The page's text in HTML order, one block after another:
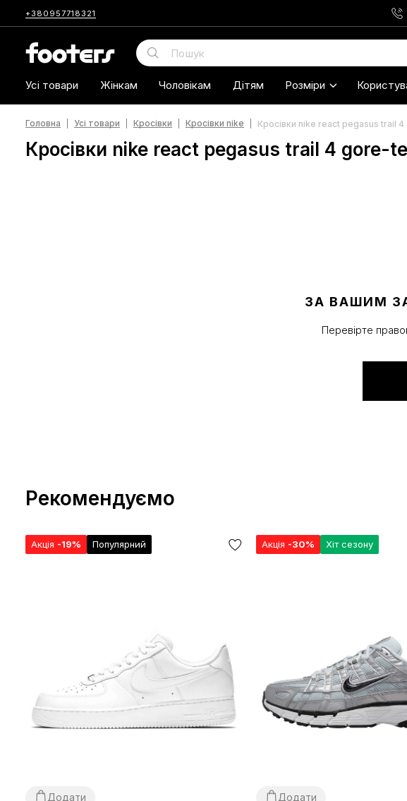
+380957718321
Усі товари Жінкам Чоловікам Дітям Розміри
Головна Усі товари Кросівки Кросівки nike Кросівки nike react pegasus trail
Кросівки nike react pegasus trail 4 gore-
ЗА ВАШИМ
Перевірте
Рекомендуємо
Акція -19% Популярний
Додати
Акція -30% Хіт сезону
Додати